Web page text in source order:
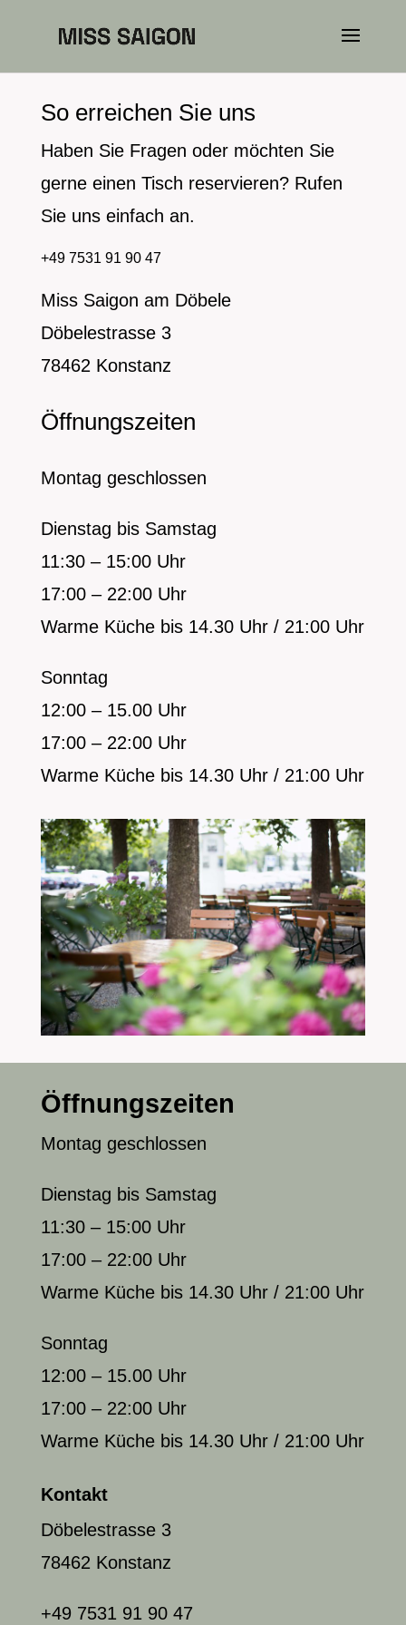
So erreichen Sie uns
Haben Sie Fragen oder möchten Sie
gerne einen Tisch reservieren? Rufen
Sie uns einfach an.
+49 7531 91 90 47
Miss Saigon am Döbele
Döbelestrasse 3
78462 Konstanz
Öffnungszeiten
Montag geschlossen
Dienstag bis Samstag
11:30 – 15:00 Uhr
17:00 – 22:00 Uhr
Warme Küche bis 14.30 Uhr / 21:00 Uhr
Sonntag
12:00 – 15.00 Uhr
17:00 – 22:00 Uhr
Warme Küche bis 14.30 Uhr / 21:00 Uhr
Öffnungszeiten
Montag geschlossen
Dienstag bis Samstag
11:30 – 15:00 Uhr
17:00 – 22:00 Uhr
Warme Küche bis 14.30 Uhr / 21:00 Uhr
Sonntag
12:00 – 15.00 Uhr
17:00 – 22:00 Uhr
Warme Küche bis 14.30 Uhr / 21:00 Uhr
Kontakt
Döbelestrasse 3
78462 Konstanz
+49 7531 91 90 47